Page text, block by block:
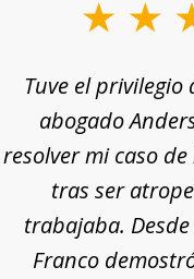
Tuve el
abogado
resolver mi caso
tras ser
trabajaba.
Franco